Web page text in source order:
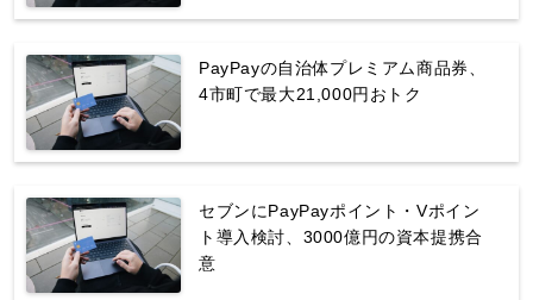
PayPayの自治体プレミアム商品券、
4市町で最大21,000円おトク
セブンにPayPayポイント・Vポイン
ト導入検討、3000億円の資本提携合
意